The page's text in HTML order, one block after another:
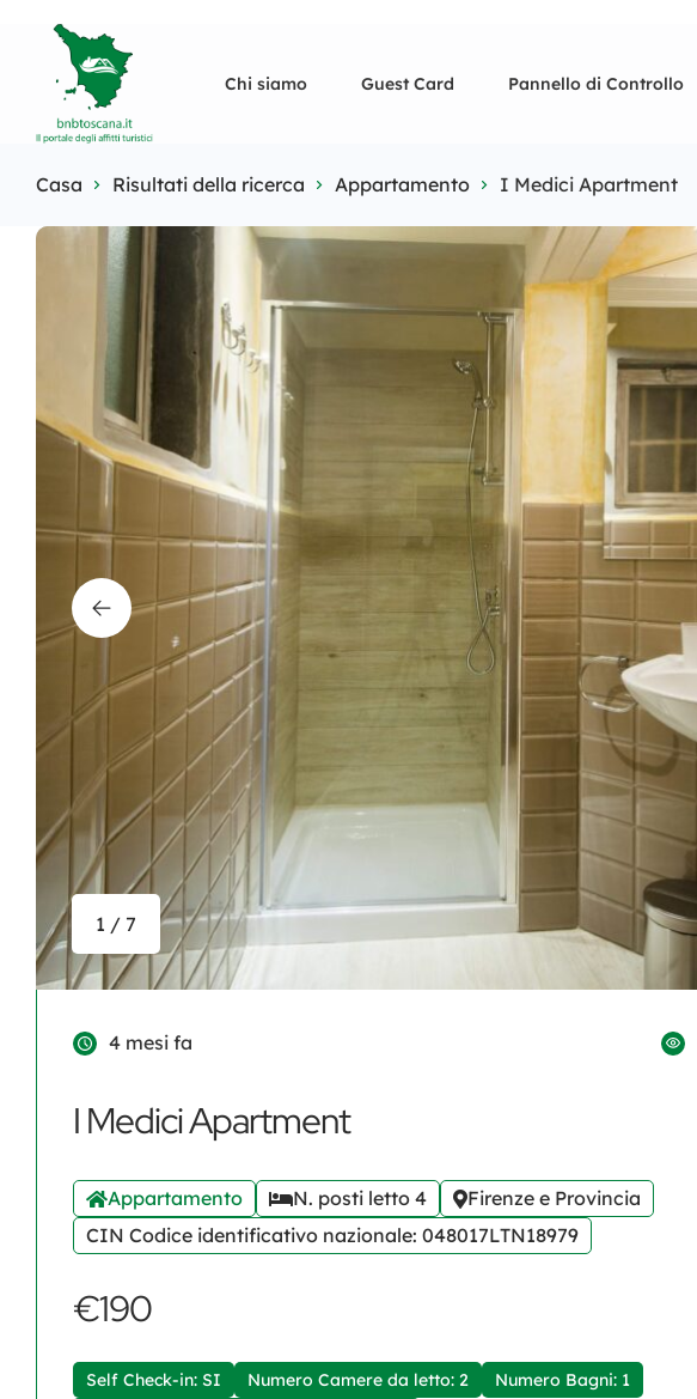
Chi siamo Guest Card Pannello di Controllo
Casa Risultati della ricerca Appartamento I Medici Apartment
1 / 7
4 mesi fa
I Medici Apartment
Appartamento N. posti letto 4
Firenze e Provincia
CIN Codice identificativo nazionale: 048017LTN18979
€190
Self Check-in: SI Numero Camere da letto: 2
Numero Bagni: 1